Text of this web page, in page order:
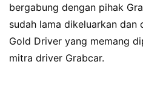
bergabung dengan pihak
sudah lama dikeluarkan
Gold Driver yang memang
mitra driver Grabcar.